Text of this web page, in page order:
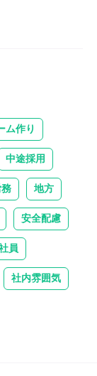
ム作り
中途採用
地方
安全配慮
員
社内雰囲気